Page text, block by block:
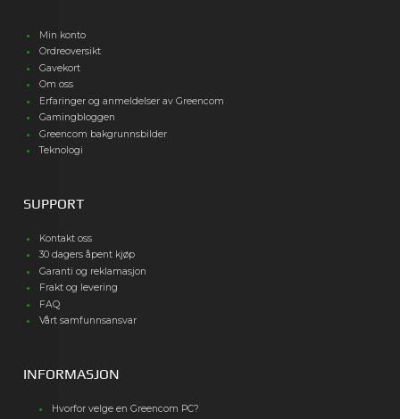
Min konto
Ordreoversikt
Gavekort
Om oss
Erfaringer og anmeldelser av Greencom
Gamingbloggen
Greencom bakgrunnsbilder
Teknologi
SUPPORT
Kontakt oss
30 dagers åpent kjøp
Garanti og reklamasjon
Frakt og levering
FAQ
Vårt samfunnsansvar
INFORMASJON
Hvorfor velge en Greencom PC?